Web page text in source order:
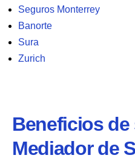
Seguros Monterrey
Banorte
Sura
Zurich
Beneficios de
Mediador de